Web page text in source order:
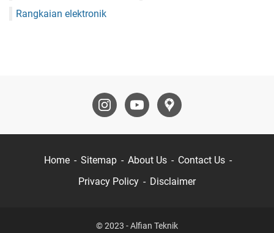
Rangkaian elektronik
Home Sitemap About Us
Contact Us
Privacy Policy
Disclaimer
© 2023 -Alfian Teknik